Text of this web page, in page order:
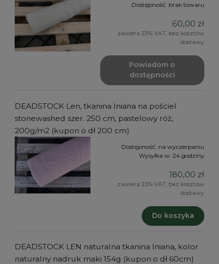
Dostępność: brak towaru
60,00 zł
zawiera 23% VAT, bez kosztów
dostawy
Powiadom o
dostępności
DEADSTOCK Len, tkanina lniana na pościel
stonewashed szer. 250 cm, pastelowy róż,
200g/m2 (kupon o dł 200 cm)
Dostępność: na wyczerpaniu
Wysyłka w: 24 godziny
180,00 zł
zawiera 23% VAT, bez kosztów
dostawy
Do koszyka
DEADSTOCK LEN naturalna tkanina lniana, kolor
naturalny nadruk maki 154g (kupon o dł 60cm)